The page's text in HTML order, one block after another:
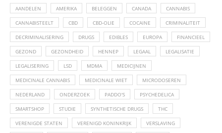
AANDELEN AMERIKA BELEGGEN CANADA CANNABIS
CANNABISTEELT CBD CBD-OLIE COCAINE CRIMINALITEIT
DECRIMINALISERING DRUGS EDIBLES EUROPA FINANCIEEL
GEZOND GEZONDHEID HENNEP LEGAAL LEGALISATIE
LEGALISERING LSD MDMA MEDICIJNEN
MEDICINALE CANNABIS MEDICINALE WIET MICRODOSEREN
NEDERLAND ONDERZOEK PADDO'S PSYCHEDELICA
SMARTSHOP STUDIE SYNTHETISCHE DRUGS THC
VERENIGDE STATEN VERENIGD KONINKRIJK VERSLAVING